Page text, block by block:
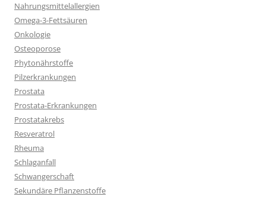
Nahrungsmittelallergien
Omega-3-Fettsäuren
Onkologie
Osteoporose
Phytonährstoffe
Pilzerkrankungen
Prostata
Prostata-Erkrankungen
Prostatakrebs
Resveratrol
Rheuma
Schlaganfall
Schwangerschaft
Sekundäre Pflanzenstoffe